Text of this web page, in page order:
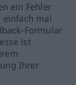
ein Fehler
einfach mal
Formular
ist
Ihrer